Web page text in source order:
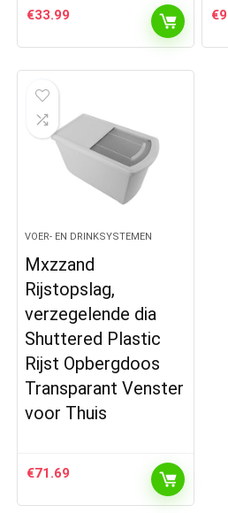
€33.99 €
VOER- EN DRINKSYSTEMEN
Mxzzand
Rijstopslag,
verzegelende dia
Shuttered Plastic
Rijst Opbergdoos
Transparant Venster
voor Thuis
€71.69